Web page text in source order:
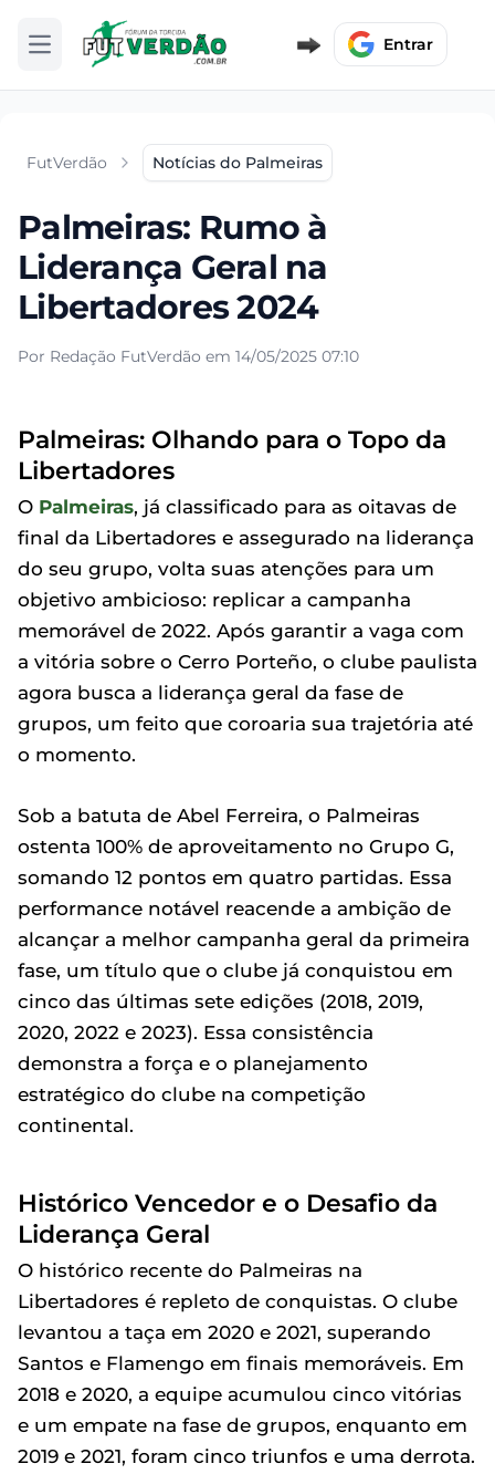
Abrir menu Entrar
FutVerdão Notícias do Palmeiras
Palmeiras: Rumo à
Liderança Geral na
Libertadores 2024
Por Redação FutVerdão em 14/05/2025 07:10
Palmeiras: Olhando para o Topo da
Libertadores
O Palmeiras, já classificado para as oitavas de
final da Libertadores e assegurado na liderança
do seu grupo, volta suas atenções para um
objetivo ambicioso: replicar a campanha
memorável de 2022. Após garantir a vaga com
a vitória sobre o Cerro Porteño, o clube paulista
agora busca a liderança geral da fase de
grupos, um feito que coroaria sua trajetória até
o momento.
Sob a batuta de Abel Ferreira, o Palmeiras
ostenta 100% de aproveitamento no Grupo G,
somando 12 pontos em quatro partidas. Essa
performance notável reacende a ambição de
alcançar a melhor campanha geral da primeira
fase, um título que o clube já conquistou em
cinco das últimas sete edições (2018, 2019,
2020, 2022 e 2023). Essa consistência
demonstra a força e o planejamento
estratégico do clube na competição
continental.
Histórico Vencedor e o Desafio da
Liderança Geral
O histórico recente do Palmeiras na
Libertadores é repleto de conquistas. O clube
levantou a taça em 2020 e 2021, superando
Santos e Flamengo em finais memoráveis. Em
2018 e 2020, a equipe acumulou cinco vitórias
e um empate na fase de grupos, enquanto em
2019 e 2021, foram cinco triunfos e uma derrota.